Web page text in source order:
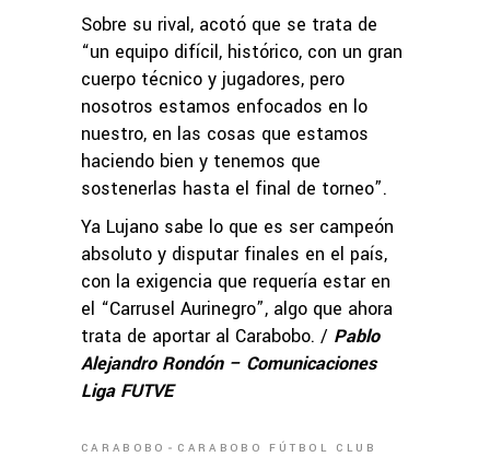
Sobre su rival, acotó que se trata de
“un equipo difícil, histórico, con un gran
cuerpo técnico y jugadores, pero
nosotros estamos enfocados en lo
nuestro, en las cosas que estamos
haciendo bien y tenemos que
sostenerlas hasta el final de torneo”.
Ya Lujano sabe lo que es ser campeón
absoluto y disputar finales en el país,
con la exigencia que requería estar en
el “Carrusel Aurinegro”, algo que ahora
trata de aportar al Carabobo. / Pablo
Alejandro Rondón – Comunicaciones
Liga FUTVE
CARABOBO CARABOBO FÚTBOL CLUB